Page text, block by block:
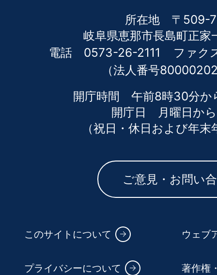
所在地 〒509-
岐阜県恵那市長島町正家
電話 0573-26-2111
ファ
（法人番号
開庁時間 午前8時30分か
開庁日 月曜日か
（祝日・休日および年
ご意見・お問い
このサイトについて ウェブ
プライバシーについて 著作権